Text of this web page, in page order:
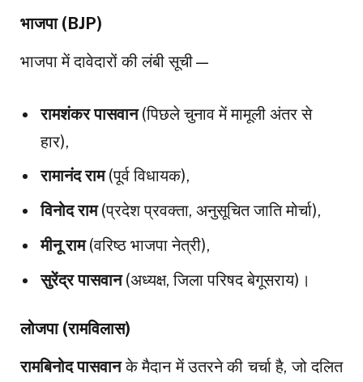
भाजपा (BJP)
भाजपा में दावेदारों की लंबी सूची—
रामशंकर पासवान(पिछले चुनाव में मामूली अंतर से
हार),
रामानंद राम(पूर्व विधायक),
विनोद राम(प्रदेश प्रवक्ता, अनुसूचित जाति मोर्चा),
मीनू राम(वरिष्ठ भाजपा नेत्री),
सुरेंद्र पासवान(अध्यक्ष, जिला परिषद बेगूसराय)।
लोजपा (रामविलास)
रामबिनोद पासवानके मैदान में उतरने की चर्चा है, जो दलित